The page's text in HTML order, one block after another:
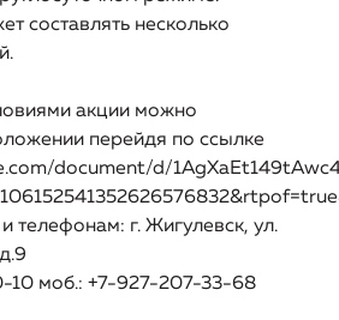
составлять несколько
акции можно
перейдя по ссылке
document/d/
телефонам: г. Жигулевск, ул.
10 моб.: +7-927-207-33-68